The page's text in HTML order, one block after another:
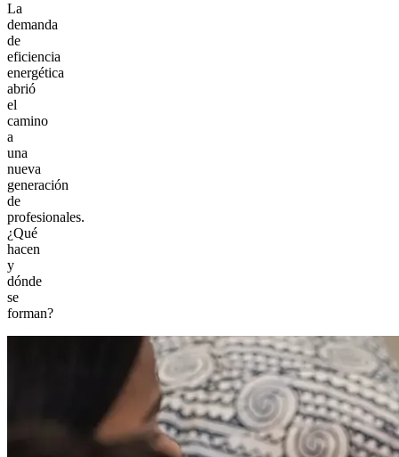
La
demanda
de
eficiencia
energética
abrió
el
camino
a
una
nueva
generación
de
profesionales.
¿Qué
hacen
y
dónde
se
forman?